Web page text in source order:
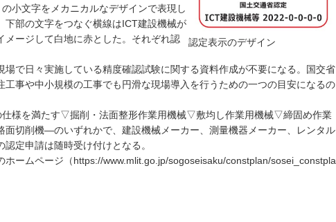
認定表示のデザイン
小文字をメカニカルなデザインで表現し
部の文字をつなぐ横線はICT建設機械が
ージして白地に赤とした。それぞれ認
で日々実施している精度確認試験に関する資料作成が不要になる。国交省
事や中小規模の工事でも円滑な現場導入を行うための一つの目安になるの
様を満たす▽掘削・法面整形作業用機械▽敷均し作業用機械▽締固め作業
切削機―のいずれかで、建設機械メーカー、測量機器メーカー、レンタル
定申請は随時受け付けとなる。
ームページ（https://www.mlit.go.jp/sogoseisaku/constplan/sosei_constpla